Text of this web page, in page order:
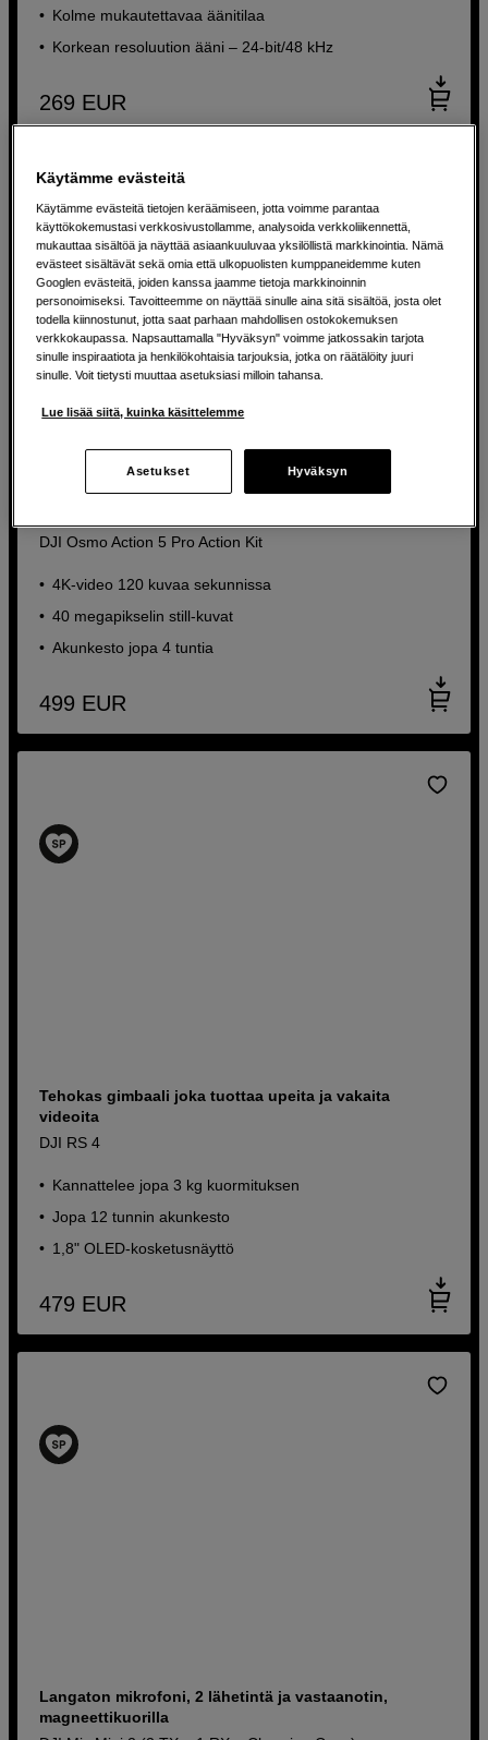
Kolme mukautettavaa äänitilaa
Korkean resoluution ääni – 24-bit/48 kHz
269 EUR
Actionkamerapakkaus muistikortilla, kahdella vara-
DJI Osmo Action 5 Pro Action Kit
4K-video 120 kuvaa sekunnissa
40 megapikselin still-kuvat
Akunkesto jopa 4 tuntia
499 EUR
Tehokas gimbaali joka tuottaa upeita ja vakaita
videoita
DJI RS 4
Kannattelee jopa 3 kg kuormituksen
Jopa 12 tunnin akunkesto
1,8" OLED-kosketusnäyttö
479 EUR
Langaton mikrofoni, 2 lähetintä ja vastaanotin,
magneettikuorilla
Käytämme evästeitä
Käytämme evästeitä tietojen keräämiseen, jotta voimme parantaa
käyttökokemustasi verkkosivustollamme, analysoida verkkoliikennettä,
mukauttaa sisältöä ja näyttää asiaankuuluvaa yksilöllistä markkinointia. Nämä
evästeet sisältävät sekä omia että ulkopuolisten kumppaneidemme kuten
Googlen evästeitä, joiden kanssa jaamme tietoja markkinoinnin
personoimiseksi. Tavoitteemme on näyttää sinulle aina sitä sisältöä, josta olet
todella kiinnostunut, jotta saat parhaan mahdollisen ostokokemuksen
verkkokaupassa. Napsauttamalla "Hyväksyn" voimme jatkossakin tarjota
sinulle inspiraatiota ja henkilökohtaisia tarjouksia, jotka on räätälöity juuri
sinulle. Voit tietysti muuttaa asetuksiasi milloin tahansa.
Lue lisää siitä, kuinka käsittelemme
Asetukset Hyväksyn